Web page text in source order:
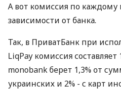
А вот комиссия по каждому
зависимости от банка.
Так, в ПриватБанк при
LiqPay комиссия
monobank берет 1,3% от
украинских и 2% - с карт